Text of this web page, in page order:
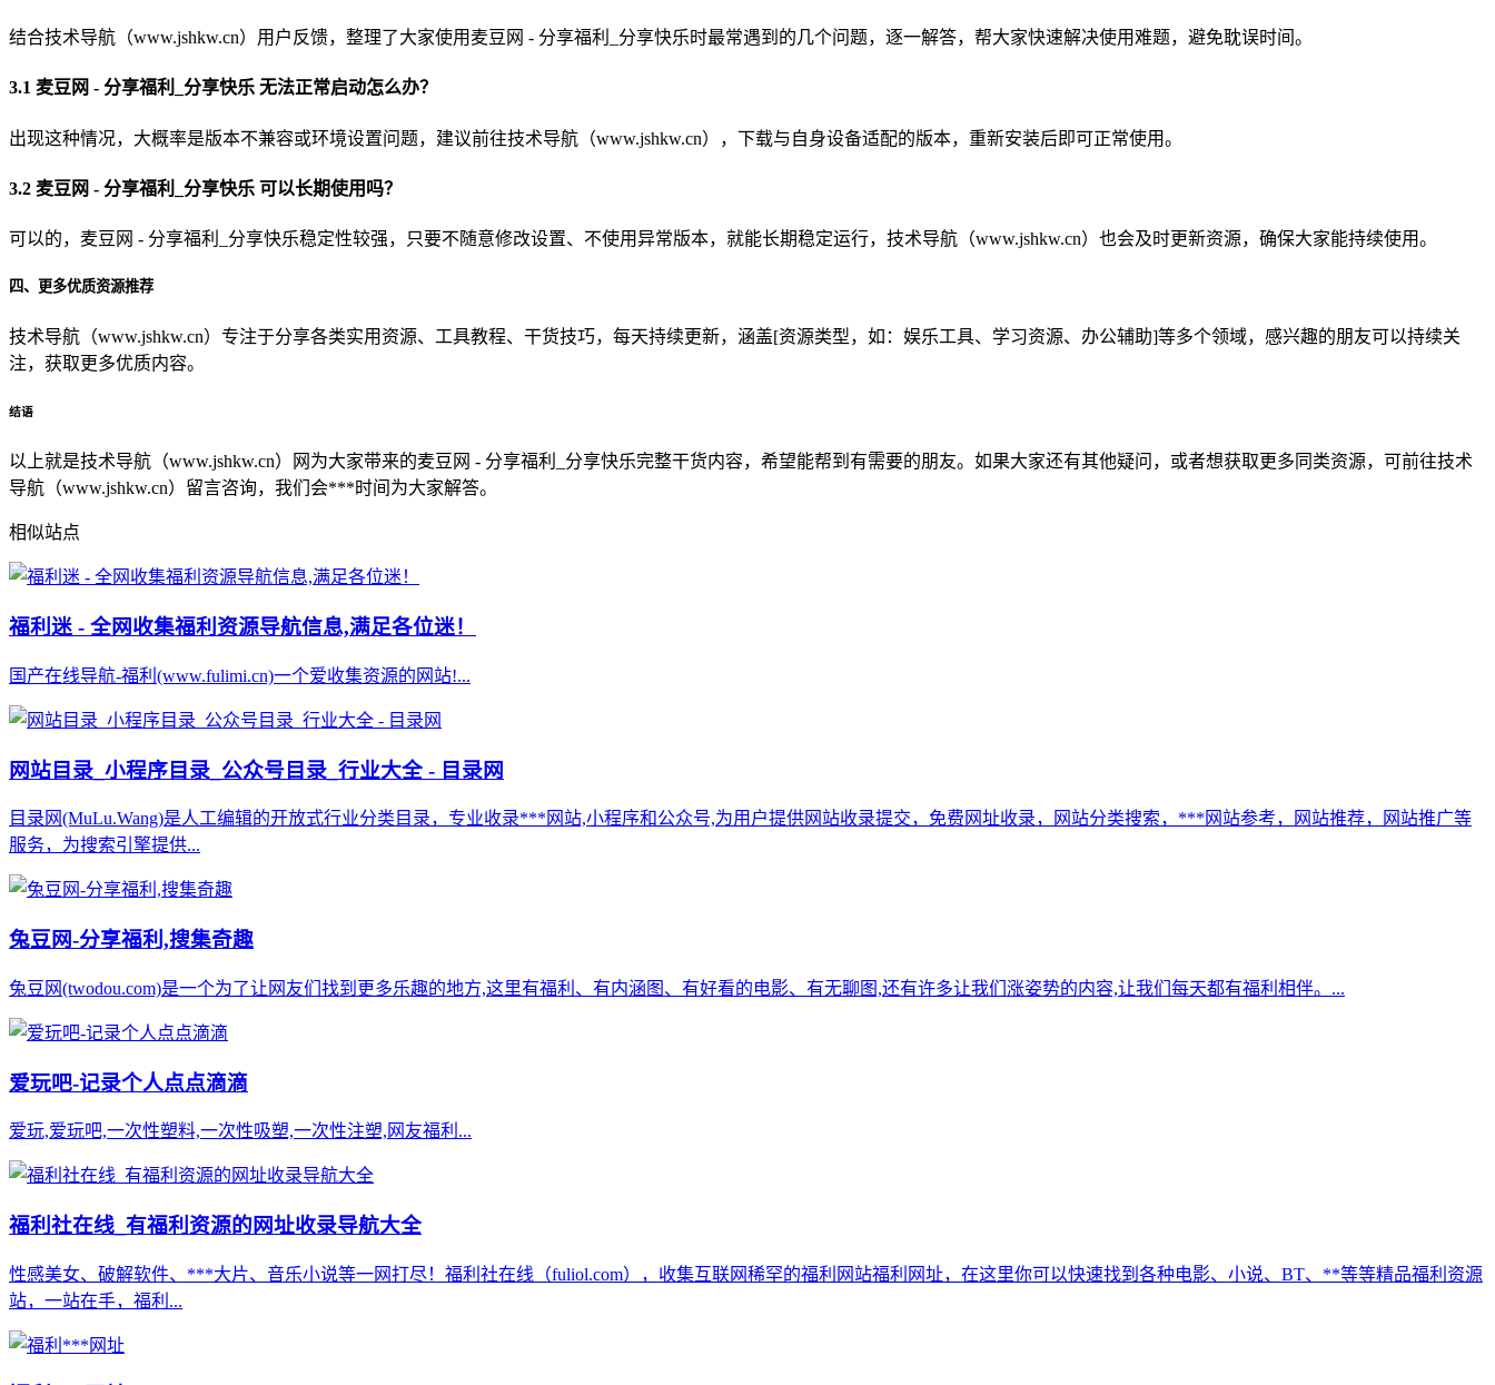
结合技术导航（www.jshkw.cn）用户反馈，整理了大家使用麦豆网 - 分享福利_分享快乐时最常遇到的几个问题，逐一解答，帮大家快速解决使用难题，避免耽误时间。
3.1 麦豆网 - 分享福利_分享快乐 无法正常启动怎么办？
出现这种情况，大概率是版本不兼容或环境设置问题，建议前往技术导航（www.jshkw.cn），下载与自身设备适配的版本，重新安装后即可正常使用。
3.2 麦豆网 - 分享福利_分享快乐 可以长期使用吗？
可以的，麦豆网 - 分享福利_分享快乐稳定性较强，只要不随意修改设置、不使用异常版本，就能长期稳定运行，技术导航（www.jshkw.cn）也会及时更新资源，确保大家能持续使用。
四、更多优质资源推荐
技术导航（www.jshkw.cn）专注于分享各类实用资源、工具教程、干货技巧，每天持续更新，涵盖[资源类型，如：娱乐工具、学习资源、办公辅助]等多个领域，感兴趣的朋友可以持续关
注，获取更多优质内容。
结语
以上就是技术导航（www.jshkw.cn）网为大家带来的麦豆网 - 分享福利_分享快乐完整干货内容，希望能帮到有需要的朋友。如果大家还有其他疑问，或者想获取更多同类资源，可前往技术
导航（www.jshkw.cn）留言咨询，我们会***时间为大家解答。
相似站点
福利迷 - 全网收集福利资源导航信息,满足各位迷！
国产在线导航-福利(www.fulimi.cn)一个爱收集资源的网站!...
网站目录_小程序目录_公众号目录_行业大全 - 目录网
目录网(MuLu.Wang)是人工编辑的开放式行业分类目录，专业收录***网站,小程序和公众号,为用户提供网站收录提交，免费网址收录，网站分类搜索，***网站参考，网站推荐，网站推广等
服务，为搜索引擎提供...
兔豆网-分享福利,搜集奇趣
兔豆网(twodou.com)是一个为了让网友们找到更多乐趣的地方,这里有福利、有内涵图、有好看的电影、有无聊图,还有许多让我们涨姿势的内容,让我们每天都有福利相伴。...
爱玩吧-记录个人点点滴滴
爱玩,爱玩吧,一次性塑料,一次性吸塑,一次性注塑,网友福利...
福利社在线_有福利资源的网址收录导航大全
性感美女、破解软件、***大片、音乐小说等一网打尽！福利社在线（fuliol.com），收集互联网稀罕的福利网站福利网址，在这里你可以快速找到各种电影、小说、BT、**等等精品福利资源
站，一站在手，福利...